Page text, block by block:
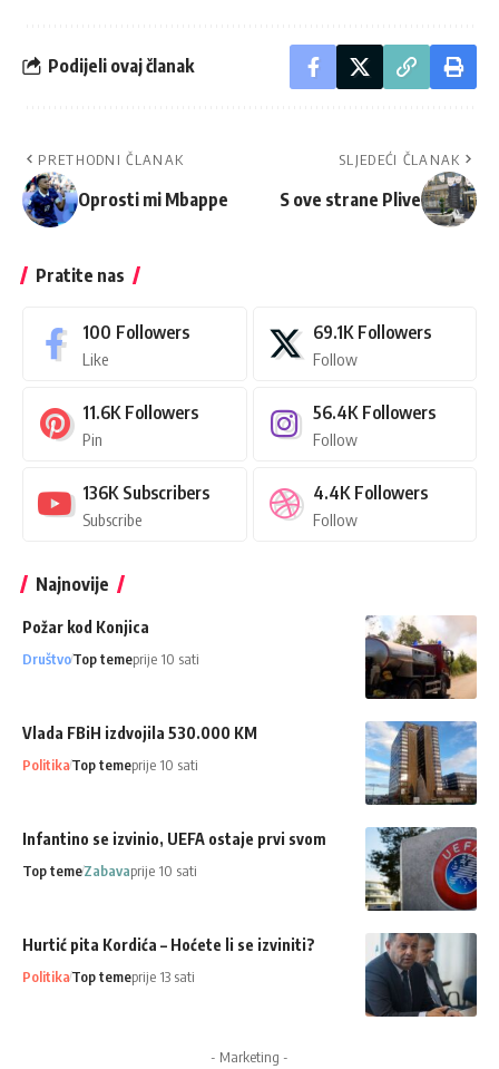
Podijeli ovaj članak
PRETHODNI ČLANAK
Oprosti mi Mbappe
SLJEDEĆI ČLANAK
S ove strane Plive
Pratite nas
100 Followers
Like
69.1K Followers
Follow
11.6K Followers
Pin
56.4K Followers
Follow
136K Subscribers
Subscribe
4.4K Followers
Follow
Najnovije
Požar kod Konjica
DruštvoTop temeprije 10 sati
Vlada FBiH izdvojila 530.000 KM
PolitikaTop temeprije 10 sati
Infantino se izvinio, UEFA ostaje prvi svom
Top temeZabavaprije 10 sati
Hurtić pita Kordića – Hoćete li se izviniti?
PolitikaTop temeprije 13 sati
- Marketing -